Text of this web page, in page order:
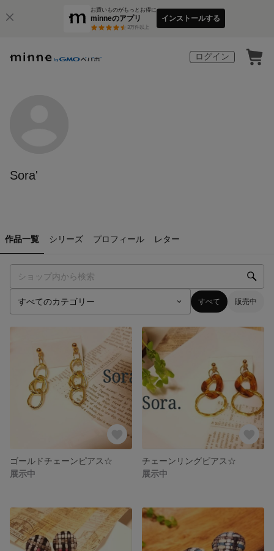
お買いものがもっとお得に
minneのアプリ
3万件以上
インストールする
ログイン
Sora'
作品一覧 シリーズ プロフィール レター
すべて 販売中
ゴールドチェーンピアス☆
展示中
チェーンリングピアス☆
展示中